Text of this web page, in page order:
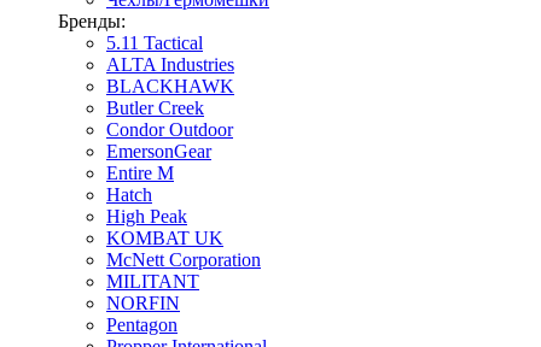
Бренды:
5.11 Tactical
ALTA Industries
BLACKHAWK
Butler Creek
Condor Outdoor
EmersonGear
Entire M
Hatch
High Peak
KOMBAT UK
McNett Corporation
MILITANT
NORFIN
Pentagon